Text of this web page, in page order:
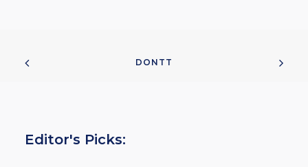
DONTT
Editor's Picks: